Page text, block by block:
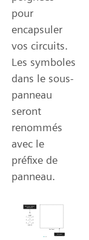
pour
encapsuler
vos circuits.
Les symboles
dans le sous-
panneau
seront
renommés
avec le
préfixe de
panneau.